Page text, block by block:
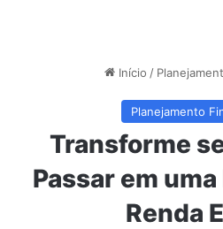
Início /
Planejamento
Transforme
Passar em
Renda